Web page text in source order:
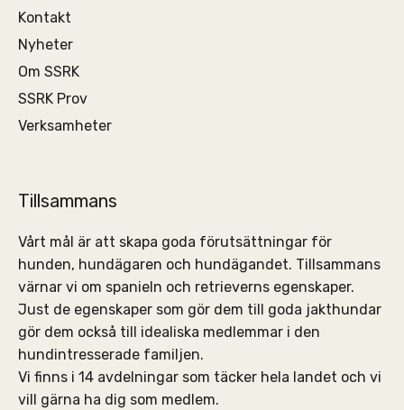
Kontakt
Nyheter
Om SSRK
SSRK Prov
Verksamheter
Tillsammans
Vårt mål är att skapa goda förutsättningar för
hunden, hundägaren och hundägandet. Tillsammans
värnar vi om spanieln och retrieverns egenskaper.
Just de egenskaper som gör dem till goda jakthundar
gör dem också till idealiska medlemmar i den
hundintresserade familjen.
Vi finns i 14 avdelningar som täcker hela landet och vi
vill gärna ha dig som medlem.